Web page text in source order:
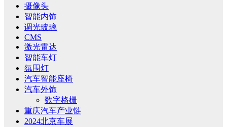
摄像头
智能内饰
调光玻璃
CMS
激光雷达
智能车灯
氛围灯
汽车智能座椅
汽车外饰
数字格栅
重庆汽车产业链
2024北京车展